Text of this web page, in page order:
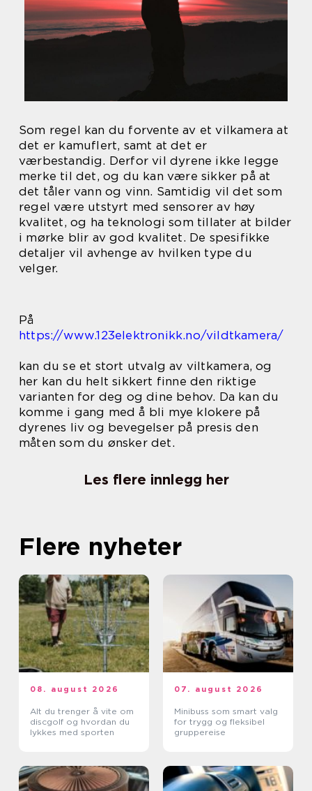
Som regel kan du forvente av et vilkamera at
det er kamuflert, samt at det er
værbestandig. Derfor vil dyrene ikke legge
merke til det, og du kan være sikker på at
det tåler vann og vinn. Samtidig vil det som
regel være utstyrt med sensorer av høy
kvalitet, og ha teknologi som tillater at bilder
i mørke blir av god kvalitet. De spesifikke
detaljer vil avhenge av hvilken type du
velger.
På
https://www.123elektronikk.no/vildtkamera/
kan du se et stort utvalg av viltkamera, og
her kan du helt sikkert finne den riktige
varianten for deg og dine behov. Da kan du
komme i gang med å bli mye klokere på
dyrenes liv og bevegelser på presis den
måten som du ønsker det.
Les flere innlegg her
Flere nyheter
08. august 2026
Alt du trenger å vite om
discgolf og hvordan du
lykkes med sporten
07. august 2026
Minibuss som smart valg
for trygg og fleksibel
gruppereise